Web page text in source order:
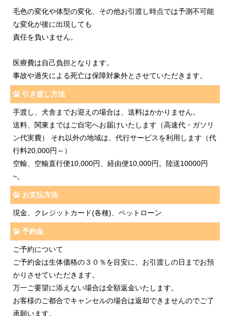
毛色の変化や体型の変化、その他お引渡し時点では予測不可能
な変化が後に出現しても
責任を負いません。
医療費は自己負担となります。
事故や過失による死亡は保障対象外とさせていただきます。
引き渡し方法
手渡し、犬舎までお迎えの場合は、送料はかかりません。
送料、関東まではご自宅へお届けいたします（高速代・ガソリ
ン代実費） それ以外の地域は、代行サービスを利用します（代
行料20,000円～）
空輸、空輸直行便10,000円、経由便10,000円。陸送10000円
~。
お支払方法
現金、クレジットカード(各種)、ペットローン
予約金
ご予約について
ご予約金は生体価格の３０％を目安に、お引渡しの日までお預
かりさせていただきます。
万一ご要望に添えない場合は全額返金いたします。
お客様のご都合でキャンセルの場合は返却できませんのでご了
承願います。